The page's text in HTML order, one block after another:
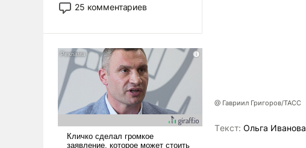
использовать – так же, как
что оно уже несет негативные
коннотации.
25 комментариев
@ Гавриил Григоров/ТАСС
Tекст: Ольга Иванова